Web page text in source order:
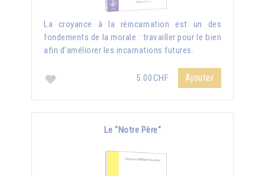
La croyance à la réincarnation est un des
fondements de la morale : travailler pour le bien
afin d'améliorer les incarnations futures.
5.00CHF Ajouter
Le "Notre Père"